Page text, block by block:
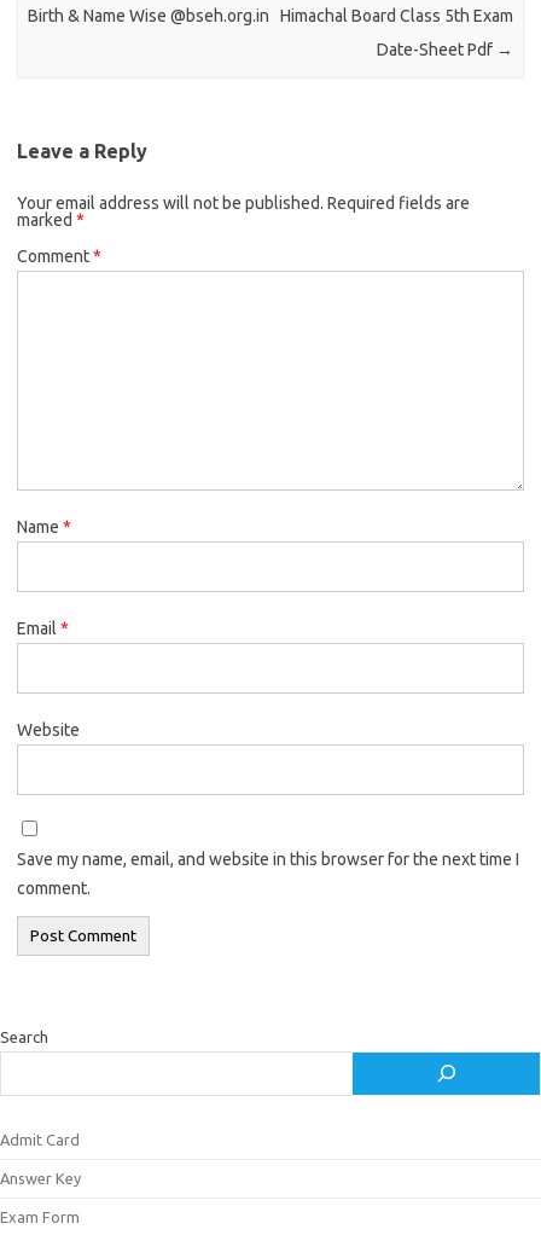
Birth & Name Wise @bseh.org.in
Himachal Board Class 5th Exam
Date-Sheet Pdf →
Leave a Reply
Your email address will not be published. Required fields are
marked *
Comment*
Name *
Email *
Website
Save my name, email, and website in this browser for the next time I
comment.
Search
Admit Card
Answer Key
Exam Form